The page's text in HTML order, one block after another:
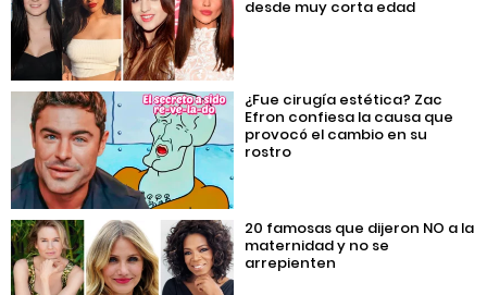
desde muy corta edad
¿Fue cirugía estética? Zac
Efron confiesa la causa que
provocó el cambio en su
rostro
20 famosas que dijeron NO a la
maternidad y no se
arrepienten